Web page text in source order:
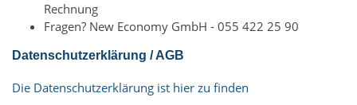
Rechnung
Fragen? New Economy GmbH - 055 422 25 90
Datenschutzerklärung / AGB
Die Datenschutzerklärung ist hier zu finden